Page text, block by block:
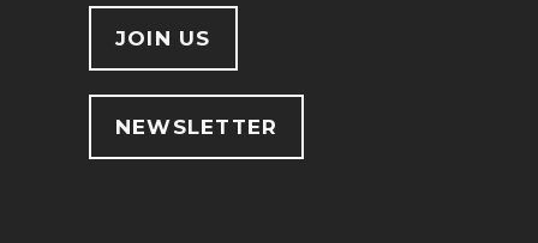
JOIN US
NEWSLETTER